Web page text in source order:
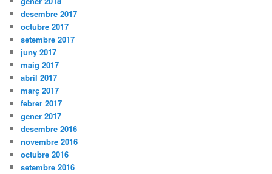
desembre 2017
octubre 2017
setembre 2017
juny 2017
maig 2017
abril 2017
març 2017
febrer 2017
gener 2017
desembre 2016
novembre 2016
octubre 2016
setembre 2016